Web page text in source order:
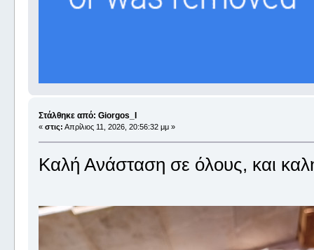
Στάλθηκε από: Giorgos_I
« στις: Απρίλιος 11, 2026, 20:56:32 μμ »
Καλή Ανάσταση σε όλους, και